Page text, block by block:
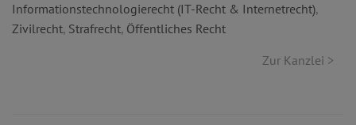
Informationstechnologierecht (IT-Recht & Internetrecht),
Zivilrecht, Strafrecht, Öffentliches Recht
Zur Kanzlei >